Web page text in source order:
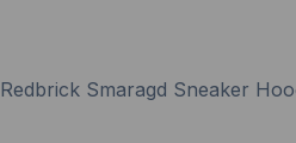
Smaragd Sneaker